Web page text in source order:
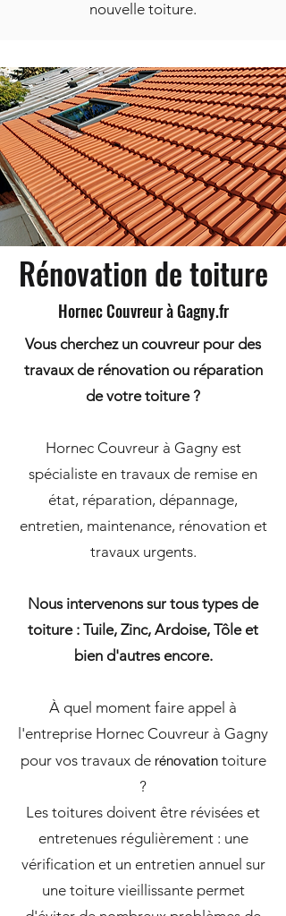
nouvelle toiture.
Rénovation de toiture
Hornec Couvreur à Gagny.fr
Vous cherchez un couvreur pour des
travaux de rénovation ou réparation
de votre toiture ?
Hornec Couvreur à Gagny est
spécialiste en travaux de remise en
état, réparation, dépannage,
entretien, maintenance, rénovation et
travaux urgents.
Nous intervenons sur tous types de
toiture : Tuile, Zinc, Ardoise, Tôle et
bien d'autres encore.
À quel moment faire appel à
l'entreprise Hornec Couvreur à Gagny
pour vos travaux de rénovationtoiture
?
Les toitures doivent être révisées et
entretenues régulièrement : une
vérification et un entretien annuel sur
une toiture vieillissante permet